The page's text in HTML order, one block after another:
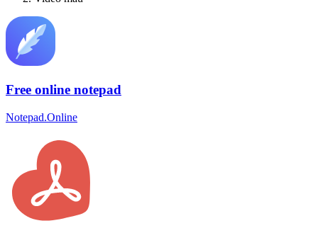
Free online notepad
Notepad.Online